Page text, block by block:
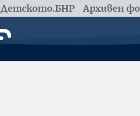
Детското.БНР Архивен